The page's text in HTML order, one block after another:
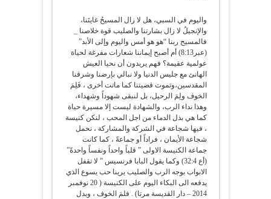
واليوم في السبي، هل لا زال المسيحُ غايتَنا،
والإنجيلُ لا زال بشارتنا والصليب قوة خلاصنا _
فالمسيح ربنا “هو هو أمس واليوم وإلى الأبد”
(عبر8:13) أم أصبح إيماننا شعارات مفرغة لحياة
عولمية عقيمة؟ فهم يريدون أن نحيا العيش
الهانئ مع جليس الدنيا ولا نبالي بإرضنا وشرقنا
المقدسين،وتموت قضيتنا كما ماتت أخرى ، فَلِمَ
الخوف ولِمَ الرحيل، بل لنبقى شهوداً وشهداء،
وهذا نداء الرب، والشهادة ليست إلا مسيرة حياة
كما هي بذل الدماء من اجل المحب ، لنكن كنيسة
، فيها شجاعة في الشركة والمشاركة ، نحمل
شجاعة الأيمان ، فراداً أو جماعةً ، كما كانت
جماعة الكنيسة الاولى ” قلباً واحداً ونفساً واحدةً”
(أع 32:4) وكما يقول البابا فرنسيس ” لا تقفل
الابواب بوجه الرب والصليب يرينا حب يسوع الذي
يدفعه الى البكاء اليوم على الكنيسة ( 20 نوفمبر
2014 – دار القديسة مرتا) . فلمَ الخوف ، وبدل